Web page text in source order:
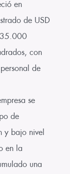
en
de USD
35.000
con
de
se
de
y bajo nivel
en la
una